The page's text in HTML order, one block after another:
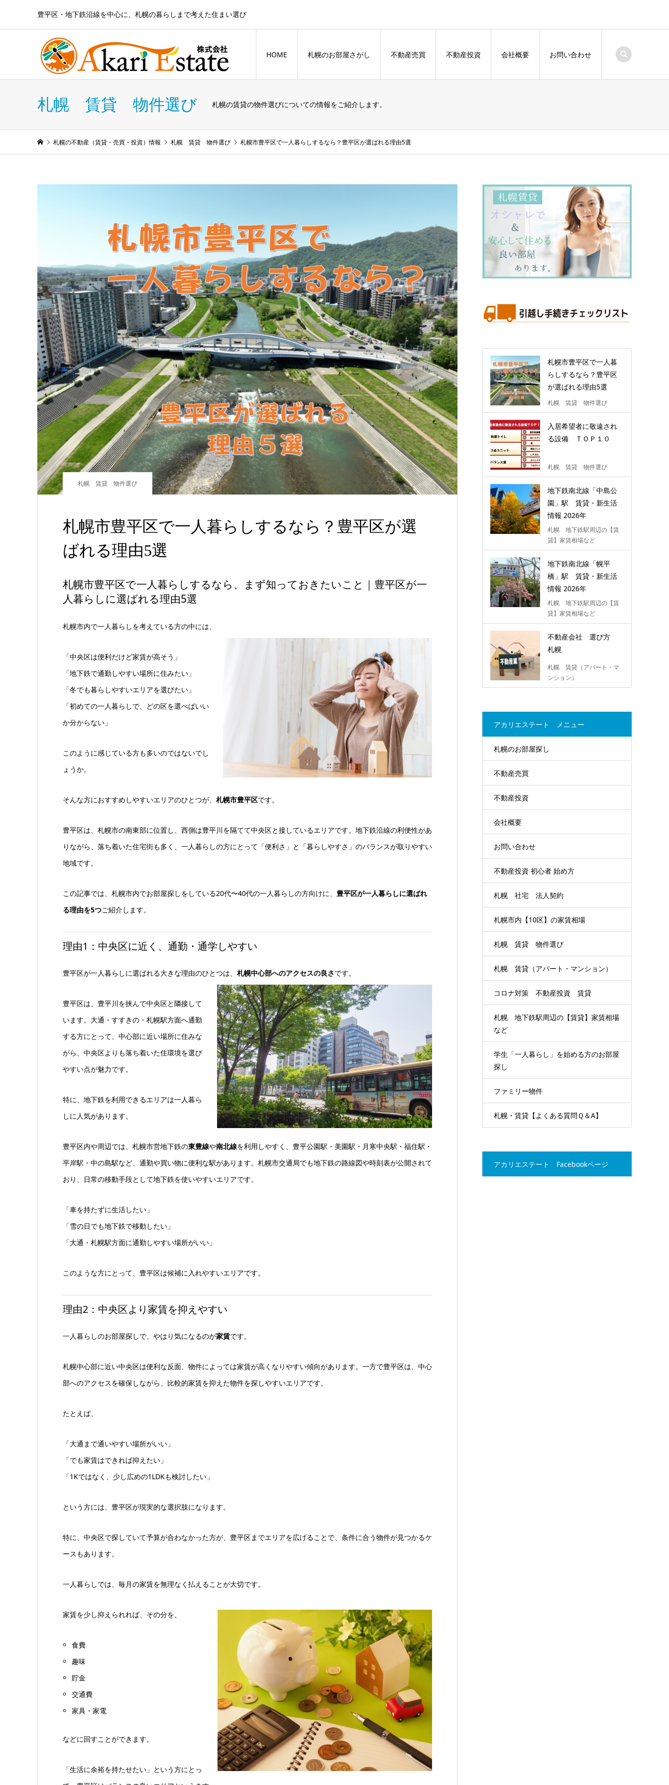
豊平区・地下鉄沿線を中心に、札幌の暮らしまで考えた住まい選び
HOME 札幌のお部屋さがし 不動産売買 不動産投資 会社概要 お問い合わせ
札幌 賃貸 物件選び 札幌の賃貸の物件選びについての情報をご紹介します。
札幌の不動産（賃貸・売買・投資）情報 札幌 賃貸 物件選び 札幌市豊平区で一人暮らしするなら？豊平区が選ばれる理由5選
札幌 賃貸 物件選び
札幌市豊平区で一人暮らしするなら？豊平区が選
ばれる理由5選
札幌市豊平区で一人暮らしするなら、まず知っておきたいこと｜豊平区が一
人暮らしに選ばれる理由5選
札幌市内で一人暮らしを考えている方の中には、
「中央区は便利だけど家賃が高そう」
「地下鉄で通勤しやすい場所に住みたい」
「冬でも暮らしやすいエリアを選びたい」
「初めての一人暮らしで、どの区を選べばいい
か分からない」
このように感じている方も多いのではないでし
ょうか。
そんな方におすすめしやすいエリアのひとつが、 札幌市豊平区です。
豊平区は、札幌市の南東部に位置し、西側は豊平川を隔てて中央区と接しているエリアです。地下鉄沿線の利便性があ
りながら、落ち着いた住宅街も多く、一人暮らしの方にとって「便利さ」と「暮らしやすさ」のバランスが取りやすい
地域です。
この記事では、札幌市内でお部屋探しをしている20代〜40代の一人暮らしの方向けに、 豊平区が一人暮らしに選ばれ
る理由を5つご紹介します。
理由1：中央区に近く、通勤・通学しやすい
豊平区が一人暮らしに選ばれる大きな理由のひとつは、 札幌中心部へのアクセスの良さです。
豊平区は、豊平川を挟んで中央区と隣接して
います。大通・すすきの・札幌駅方面へ通勤
する方にとって、中心部に近い場所に住みな
がら、中央区よりも落ち着いた住環境を選び
やすい点が魅力です。
特に、地下鉄を利用できるエリアは一人暮ら
しに人気があります。
豊平区内や周辺では、札幌市営地下鉄の東豊線や南北線を利用しやすく、豊平公園駅・美園駅・月寒中央駅・福住駅・
平岸駅・中の島駅など、通勤や買い物に便利な駅があります。札幌市交通局でも地下鉄の路線図や時刻表が公開されて
おり、日常の移動手段として地下鉄を使いやすいエリアです。
「車を持たずに生活したい」
「雪の日でも地下鉄で移動したい」
「大通・札幌駅方面に通勤しやすい場所がいい」
このような方にとって、豊平区は候補に入れやすいエリアです。
理由2：中央区より家賃を抑えやすい
一人暮らしのお部屋探しで、やはり気になるのが家賃です。
札幌中心部に近い中央区は便利な反面、物件によっては家賃が高くなりやすい傾向があります。一方で豊平区は、中心
部へのアクセスを確保しながら、比較的家賃を抑えた物件を探しやすいエリアです。
たとえば、
「大通まで通いやすい場所がいい」
「でも家賃はできれば抑えたい」
「1Kではなく、少し広めの1LDKも検討したい」
という方には、豊平区が現実的な選択肢になります。
特に、中央区で探していて予算が合わなかった方が、豊平区までエリアを広げることで、条件に合う物件が見つかるケ
ースもあります。
一人暮らしでは、毎月の家賃を無理なく払えることが大切です。
家賃を少し抑えられれば、その分を、
食費
趣味
貯金
交通費
家具・家電
などに回すことができます。
「生活に余裕を持たせたい」という方にとっ
札幌市豊平区で一人暮
らしするなら？豊平区
が選ばれる理由5選
札幌 賃貸 物件選び
入居希望者に敬遠され
る設備 ＴＯＰ１０
札幌 賃貸 物件選び
地下鉄南北線「中島公
園」駅 賃貸・新生活
情報 2026年
札幌 地下鉄駅周辺の【賃
貸】家賃相場など
地下鉄南北線「幌平
橋」駅 賃貸・新生活
情報 2026年
札幌 地下鉄駅周辺の【賃
貸】家賃相場など
不動産会社 選び方
札幌
札幌 賃貸（アパート・マ
ンション）
アカリエステート メニュー
札幌のお部屋探し
不動産売買
不動産投資
会社概要
お問い合わせ
不動産投資 初心者 始め方
札幌 社宅 法人契約
札幌市内【10区】の家賃相場
札幌 賃貸 物件選び
札幌 賃貸（アパート・マンション）
コロナ対策 不動産投資 賃貸
札幌 地下鉄駅周辺の【賃貸】家賃相場
など
学生「一人暮らし」を始める方のお部屋
探し
ファミリー物件
札幌・賃貸【よくある質問Ｑ＆A】
アカリエステート Facebookページ